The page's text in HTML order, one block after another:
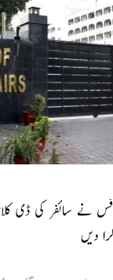
نے سائفر کی ڈی
دیں